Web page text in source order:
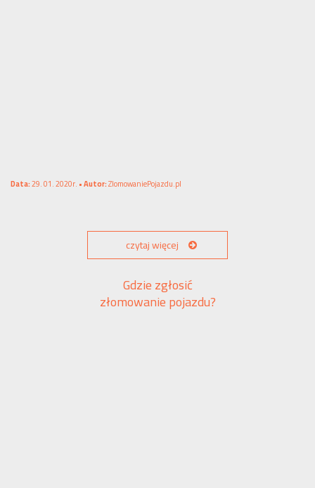
Data:29. 01. 2020r. •Autor:ZlomowaniePojazdu.pl
czytaj więcej
Gdzie zgłosić
złomowanie pojazdu?